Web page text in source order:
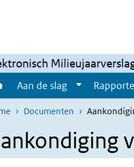
Aan de slag
Documenten